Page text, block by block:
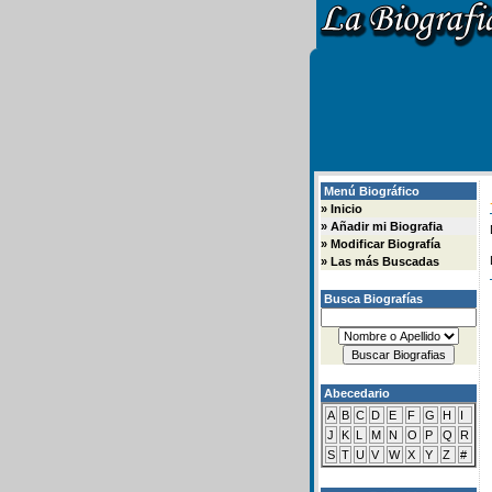
Menú Biográfico
» Inicio
» Añadir mi Biografia
» Modificar Biografía
» Las más Buscadas
Busca Biografías
Abecedario
A B C D E F G H
I
J
K L M N O P Q
R
S T U V W X Y Z #